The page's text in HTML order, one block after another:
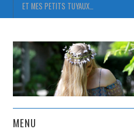
ET MES PETITS TUYAUX…
MENU